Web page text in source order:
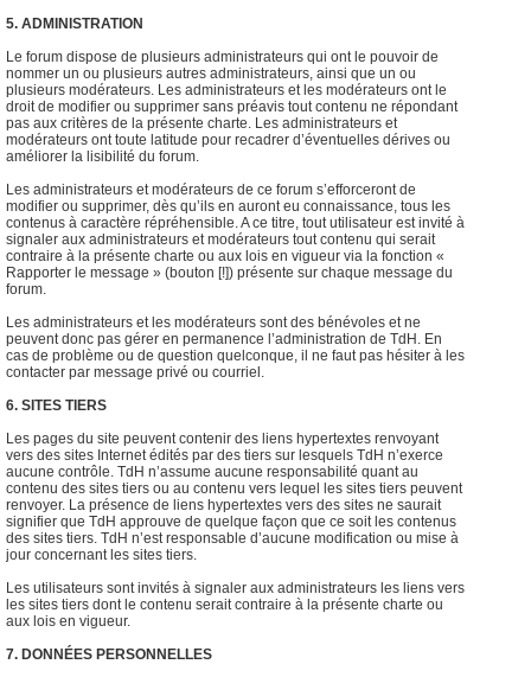
5. ADMINISTRATION
Le forum dispose de plusieurs administrateurs qui ont le pouvoir de
nommer un ou plusieurs autres administrateurs, ainsi que un ou
plusieurs modérateurs. Les administrateurs et les modérateurs ont le
droit de modifier ou supprimer sans préavis tout contenu ne répondant
pas aux critères de la présente charte. Les administrateurs et
modérateurs ont toute latitude pour recadrer d’éventuelles dérives ou
améliorer la lisibilité du forum.
Les administrateurs et modérateurs de ce forum s’efforceront de
modifier ou supprimer, dès qu’ils en auront eu connaissance, tous les
contenus à caractère répréhensible. A ce titre, tout utilisateur est invité à
signaler aux administrateurs et modérateurs tout contenu qui serait
contraire à la présente charte ou aux lois en vigueur via la fonction «
Rapporter le message » (bouton [!]) présente sur chaque message du
forum.
Les administrateurs et les modérateurs sont des bénévoles et ne
peuvent donc pas gérer en permanence l’administration de TdH. En
cas de problème ou de question quelconque, il ne faut pas hésiter à les
contacter par message privé ou courriel.
6. SITES TIERS
Les pages du site peuvent contenir des liens hypertextes renvoyant
vers des sites Internet édités par des tiers sur lesquels TdH n’exerce
aucune contrôle. TdH n’assume aucune responsabilité quant au
contenu des sites tiers ou au contenu vers lequel les sites tiers peuvent
renvoyer. La présence de liens hypertextes vers des sites ne saurait
signifier que TdH approuve de quelque façon que ce soit les contenus
des sites tiers. TdH n’est responsable d’aucune modification ou mise à
jour concernant les sites tiers.
Les utilisateurs sont invités à signaler aux administrateurs les liens vers
les sites tiers dont le contenu serait contraire à la présente charte ou
aux lois en vigueur.
7. DONNÉES PERSONNELLES